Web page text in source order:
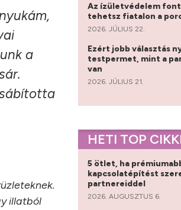
a
illatból
Az ízületvédelem
tehetsz fiatalon a
2026. JÚLIUS 22.
Ezért jobb választás
testpermet, mint a
van
2026. JÚLIUS 21.
HETI TOP
5 ötlet, ha
kapcsolatépítést
partnereiddel
2026. AUGUSZTUS 6.